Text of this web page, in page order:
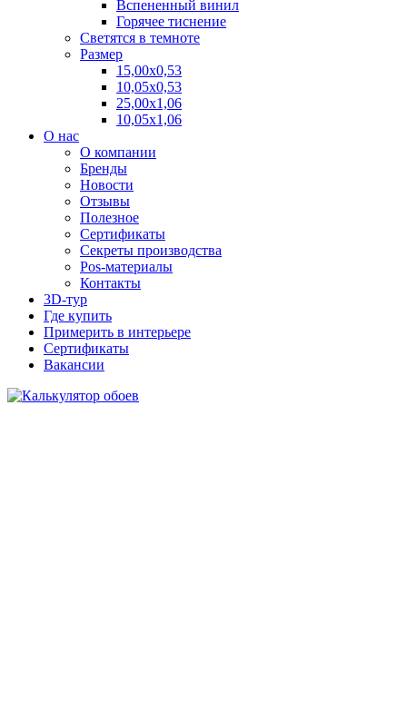
Вспененный винил
Горячее тиснение
Светятся в темноте
Размер
15,00х0,53
10,05х0,53
25,00х1,06
10,05х1,06
О нас
О компании
Бренды
Новости
Отзывы
Полезное
Сертификаты
Секреты производства
Pos-материалы
Контакты
3D-тур
Где купить
Примерить в интерьере
Сертификаты
Вакансии